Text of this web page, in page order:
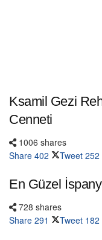
Ksamil Gezi
Cenneti
1006 shares
Share 402 Tweet 252
En Güzel
728 shares
Share 291 Tweet 182